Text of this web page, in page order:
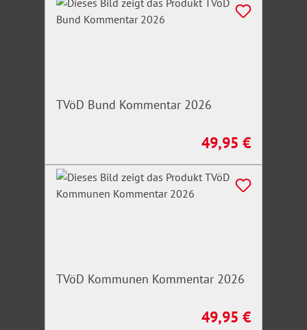
TVöD Bund Kommentar 2026
Regulärer Preis:
49,95 €
TVöD Kommunen Kommentar 2026
Regulärer Preis:
49,95 €